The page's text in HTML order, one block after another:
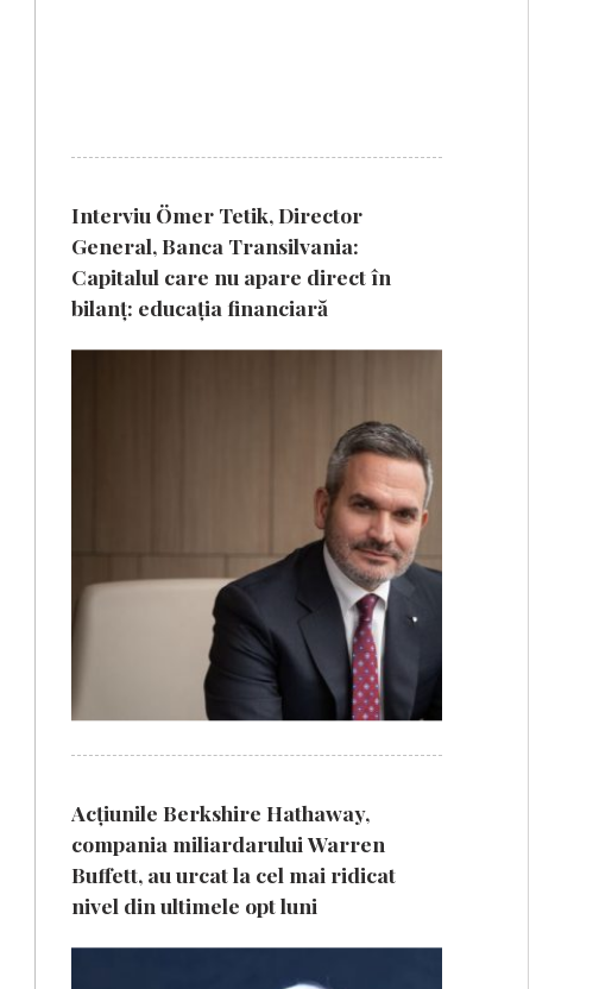
Interviu Ömer Tetik, Director
General, Banca Transilvania:
Capitalul care nu apare direct în
bilanț: educația financiară
Acțiunile Berkshire Hathaway,
compania miliardarului Warren
Buffett, au urcat la cel mai ridicat
nivel din ultimele opt luni